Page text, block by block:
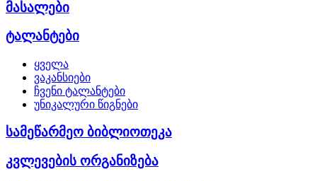
მასალები
ტალანტები
ყველა
ვაკანსიები
ჩვენი ტალანტები
უნიკალური წიგნები
სამეწარმეო ბიბლიოთეკა
კვლევების ორგანიზება